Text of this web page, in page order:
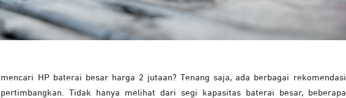
mencari HP baterai besar harga 2 jutaan? Tenang saja, ada berbagai rekomendasi
Tidak hanya melihat dari segi kapasitas baterai besar, beberapa